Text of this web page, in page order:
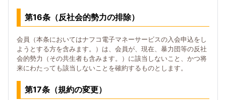
第16条（反社会的勢力の排除）
会員（本条においてはナフコ電子マネーサービスの入会申込をし
ようとする方を含みます。）は、会員が、現在、暴力団等の反社
会的勢力（その共生者も含みます。）に該当しないこと、かつ将
来にわたっても該当しないことを確約するものとします。
第17条（規約の変更）